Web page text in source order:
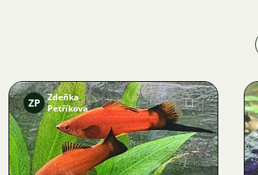
Zdjęcie
ZP
Zdeňka
Petříková